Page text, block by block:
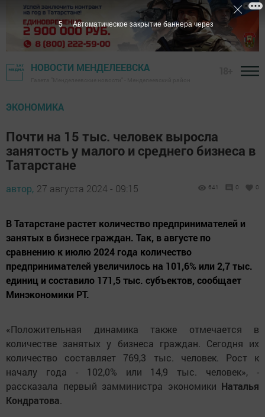
НОВОСТИ МЕНДЕЛЕЕВСКА
ЭКОНОМИКА
Почти на 15 тыс. человек выросла
занятость у малого и среднего бизнеса в
Татарстане
автор, 27 августа 2024 - 09:15 641 0 0
В Татарстане растет количество предпринимателей и
занятых в бизнесе граждан. Так, в августе по
сравнению к июлю 2024 года количество
предпринимателей увеличилось на 101,6% или 2,7 тыс.
единиц и составило 171,5 тыс. субъектов, сообщает
Минэкономики РТ.
«Положительная динамика также отмечается в
количестве занятых у бизнеса граждан. Сегодня их
количество составляет 769,3 тыс. человек. Рост к
началу года - 102,0% или 14,9 тыс. человек», -
рассказала первый замминистра экономики Наталья
Кондратова.
5 Автоматическое закрытие баннера через